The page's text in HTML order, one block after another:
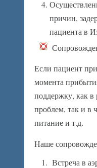
причин,
пациента в
Если пациент
момента
поддержку, как
проблем, так и в
питание и т.д.
Наше
Встреча в